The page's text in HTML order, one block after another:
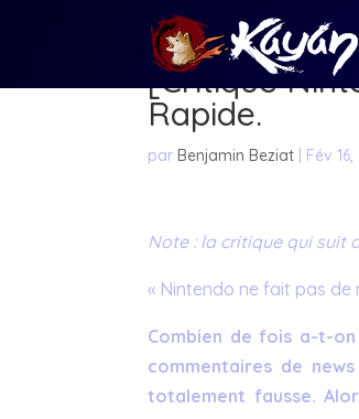
[Critique
Rapide.
parBenjamin Beziat Fév 16,
Note : la critique qui suit
« Nintendo ne fait pas de
Combien de fois a-t-
commentaires de
totalement fausse.